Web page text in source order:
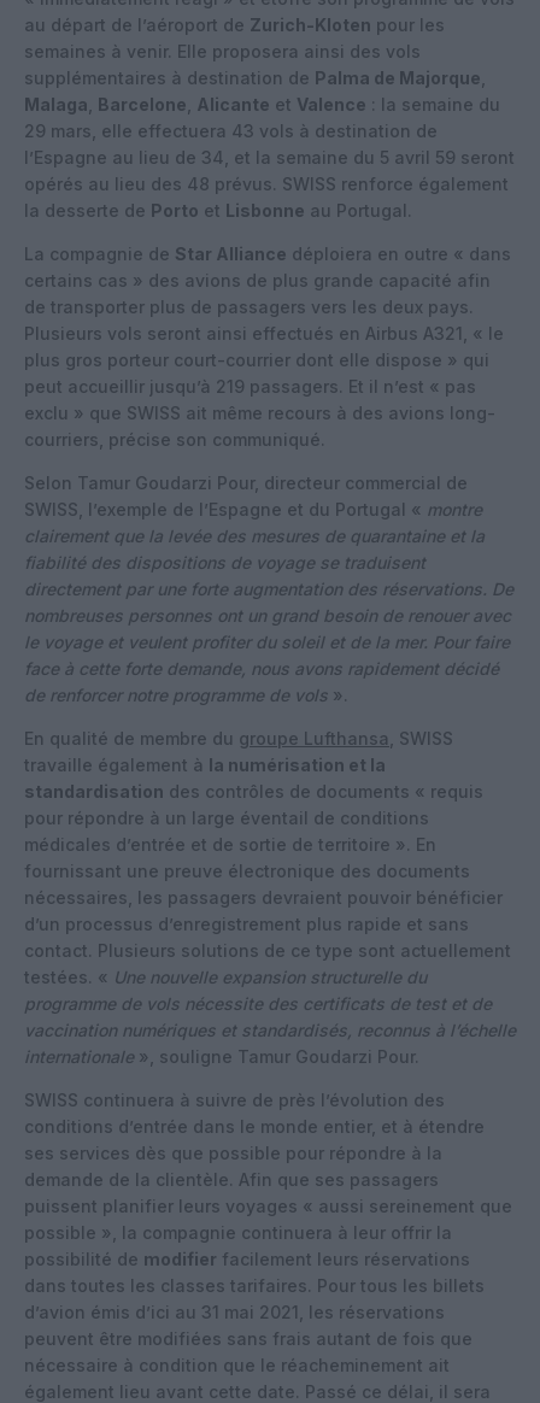
au départ de l’aéroport de Zurich-Kloten pour les
semaines à venir. Elle proposera ainsi des vols
supplémentaires à destination de Palma de Majorque
Malaga Barcelone Alicante et Valence : la semaine du
29 mars, elle effectuera 43 vols à destination de
l’Espagne au lieu de 34, et la semaine du 5 avril 59 seront
opérés au lieu des 48 prévus. SWISS renforce également
la desserte de Porto et Lisbonne au Portugal.
La compagnie de Star Alliance déploiera en outre « dans
certains cas » des avions de plus grande capacité afin
de transporter plus de passagers vers les deux pays.
Plusieurs vols seront ainsi effectués en Airbus A321, « le
plus gros porteur court-courrier dont elle dispose » qui
peut accueillir jusqu’à 219 passagers. Et il n’est « pas
exclu » que SWISS ait même recours à des avions long-
courriers, précise son communiqué.
Selon Tamur Goudarzi Pour, directeur commercial de
SWISS, l’exemple de l’Espagne et du Portugal « montre
clairement que la levée des mesures de quarantaine et la
fiabilité des dispositions de voyage se traduisent
directement par une forte augmentation des réservations. De
nombreuses personnes ont un grand besoin de renouer avec
le voyage et veulent profiter du soleil et de la mer. Pour faire
face à cette forte demande, nous avons rapidement décidé
de renforcer notre programme de vols ».
En qualité de membre du groupe Lufthansa
, SWISS
travaille également à la numérisation et la
standardisation des contrôles de documents « requis
pour répondre à un large éventail de conditions
médicales d’entrée et de sortie de territoire ». En
fournissant une preuve électronique des documents
nécessaires, les passagers devraient pouvoir bénéficier
d’un processus d’enregistrement plus rapide et sans
contact. Plusieurs solutions de ce type sont actuellement
testées. « Une nouvelle expansion structurelle du
programme de vols nécessite des certificats de test et de
vaccination numériques et standardisés, reconnus à l’échelle
internationale », souligne Tamur Goudarzi Pour.
SWISS continuera à suivre de près l’évolution des
conditions d’entrée dans le monde entier, et à étendre
ses services dès que possible pour répondre à la
demande de la clientèle. Afin que ses passagers
puissent planifier leurs voyages « aussi sereinement que
possible », la compagnie continuera à leur offrir la
possibilité de modifier facilement leurs réservations
dans toutes les classes tarifaires. Pour tous les billets
d’avion émis d’ici au 31 mai 2021, les réservations
peuvent être modifiées sans frais autant de fois que
nécessaire à condition que le réacheminement ait
également lieu avant cette date. Passé ce délai, il sera